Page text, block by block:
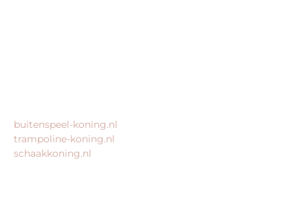
buitenspeel-koning.nl
trampoline-koning.nl
schaakkoning.nl